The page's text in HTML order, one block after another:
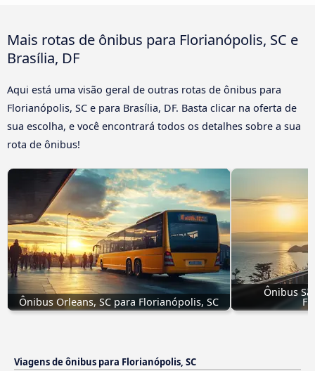
Mais rotas de ônibus para Florianópolis, SC e
Brasília, DF
Aqui está uma visão geral de outras rotas de ônibus para
Florianópolis, SC e para Brasília, DF. Basta clicar na oferta de
sua escolha, e você encontrará todos os detalhes sobre a sua
rota de ônibus!
Ônibus Orleans, SC para Florianópolis, SC
Ônibus
Viagens de ônibus para Florianópolis, SC